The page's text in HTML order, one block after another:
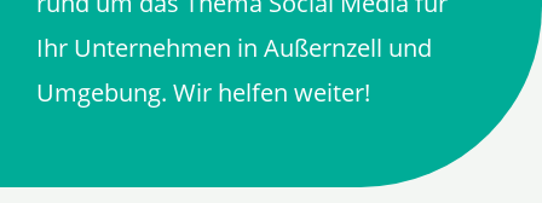
Ihr Unternehmen in Außernzell und
Umgebung. Wir helfen weiter!